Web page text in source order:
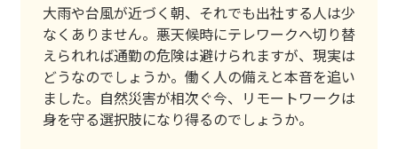
大雨や台風が近づく朝、それでも出社する人は少
なくありません。悪天候時にテレワークへ切り替
えられれば通勤の危険は避けられますが、現実は
どうなのでしょうか。働く人の備えと本音を追い
ました。自然災害が相次ぐ今、リモートワークは
身を守る選択肢になり得るのでしょうか。